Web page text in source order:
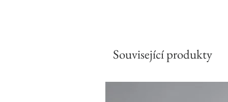
Související produkty